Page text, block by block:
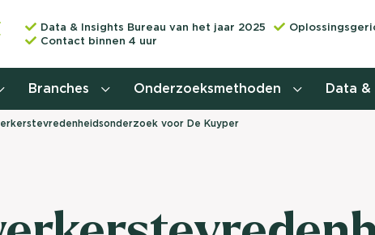
Data & Insights Bureau van het jaar 2025
Contact binnen 4 uur
Branches Onderzoeksmethoden Data &
voor De Kuyper